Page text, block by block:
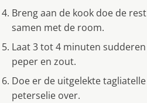
Breng aan de kook doe de
samen met de room.
Laat 3 tot 4 minuten
peper en zout.
Doe er de uitgelekte
peterselie over.